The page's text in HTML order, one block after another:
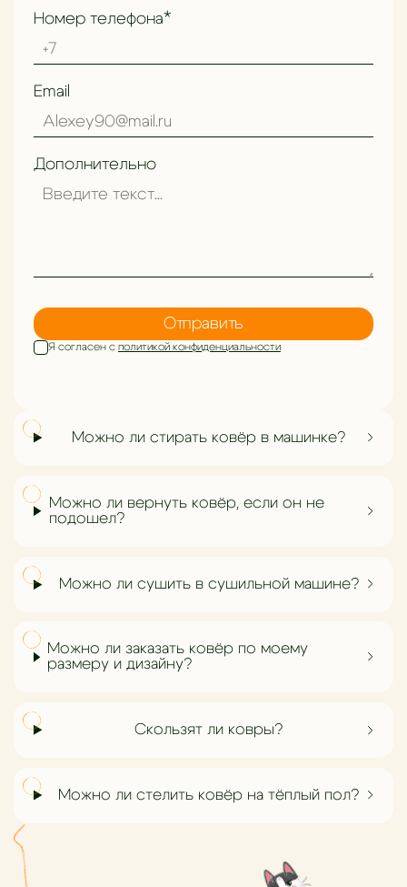
Как выбрать идеальный ковёр для гостиной
Номер телефона*
Email
Дополнительно
Я согласен с политикой конфиденциальности
Отправить
Можно ли стирать ковёр в машинке?
Можно ли вернуть ковёр, если он не
подошел?
Можно ли сушить в сушильной машине?
Можно ли заказать ковёр по моему
размеру и дизайну?
Скользят ли ковры?
Можно ли стелить ковёр на тёплый пол?